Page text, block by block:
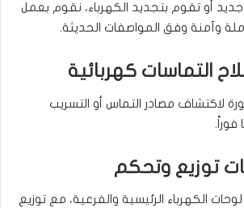
جديد أو تقوم بتجديد الكهرباء، نقوم بعمل
وآمنة وفق المواصفات الحديثة.
التماسات كهربائية
لاكتشاف مصادر التماس أو التسريب
فوراً.
توزيع وتحكم
الكهرباء الرئيسية والفرعية، مع توزيع